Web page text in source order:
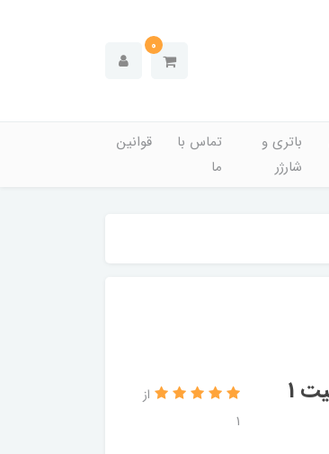
0
باتری و
شارژر
تماس با
ما
قوانین
هارد اکسترنال توشیبا مدل Canvio Basics ظرفیت 1
از
1